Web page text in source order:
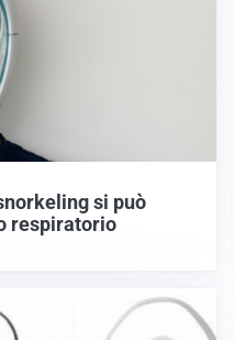
si può
respiratorio